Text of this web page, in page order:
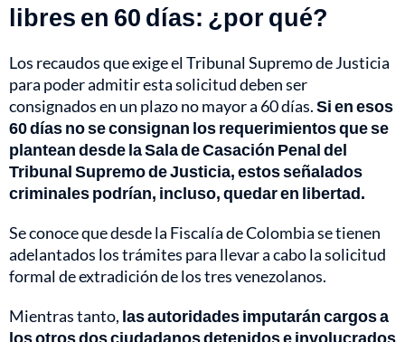
libres en 60 días: ¿por qué?
Los recaudos que exige el Tribunal Supremo de Justicia
para poder admitir esta solicitud deben ser
consignados en un plazo no mayor a 60 días.Si en esos
60 días no se consignan los requerimientos que se
plantean desde la Sala de Casación Penal del
Tribunal Supremo de Justicia, estos señalados
criminales podrían, incluso, quedar en libertad.
Se conoce que desde la Fiscalía de Colombia se tienen
adelantados los trámites para llevar a cabo la solicitud
formal de extradición de los tres venezolanos.
Mientras tanto, las autoridades imputarán cargos a
los otros dos ciudadanos detenidos e involucrados